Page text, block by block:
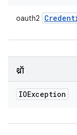
oauth2
थ्रॉ
IOException